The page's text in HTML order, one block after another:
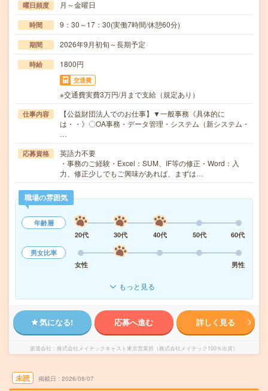
曜日頻度 月～金曜日
時間 9：30～17：30(実働7時間/休憩60分)
期間 2026年9月初旬～長期予定
時給 1800円
交通費
※交通費実費3万円/月まで支給（規定あり）
仕事内容
【公益財団法人でのお仕事】▼一般事務《具体的に
は・・》〇OA事務・データ管理・システム（新システム・
…
応募資格
英語力不要
・事務のご経験・Excel：SUM、IF等の修正・Word：入
力、修正少しでもご興味があれば、まずは…
職場の雰囲気
年齢層
20代
30代 40代 50代
60代
男女比率
女性
男性
もっと見る
気になる! 応募へ進む 詳しく見る
派遣会社 株式会社メイテックキャスト東京営業所（株式会社メイテック100％出資）
未読 掲載日 2026/08/07